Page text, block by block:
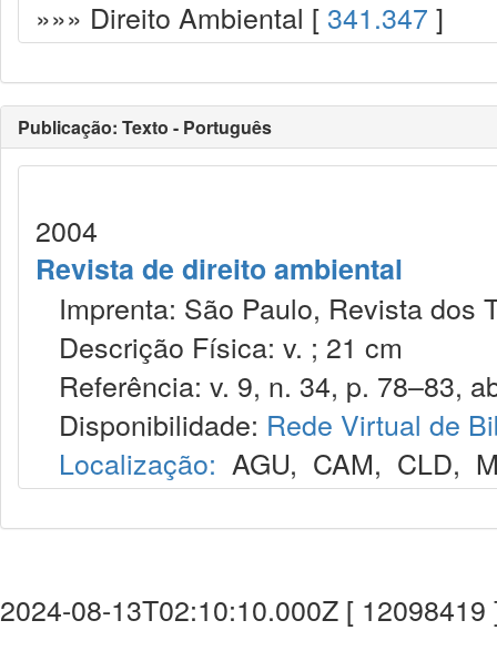
»»» Direito Ambiental [ 341.347 ]
Publicação: Texto - Português
2004
Revista de direito ambiental
Imprenta: São Paulo, Revista dos
Descrição Física: v. ; 21 cm
Referência: v. 9, n. 34, p. 78–83,
Disponibilidade: Rede Virtual de
Localização: AGU, CAM, CLD,
2024-08-13T02:10:10.000Z [ 12098419